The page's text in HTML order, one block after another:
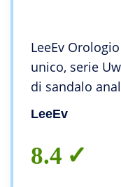
LeeEv
unico, serie
di sandalo
numero
LeeEv
8.4